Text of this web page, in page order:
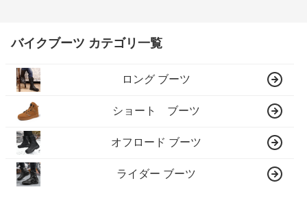
バイクブーツ カテゴリ一覧
ロング ブーツ
ショート ブーツ
オフロード ブーツ
ライダー ブーツ